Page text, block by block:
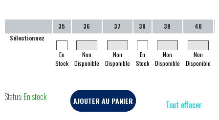
35 36 37 38 39
40
Sélectionnez
En
Stock
Non
Disponible
Non
Disponible
En
Stock
Non
Disponible
Non
Disponible
Status: En stock AJOUTER AU PANIER Tout effacer